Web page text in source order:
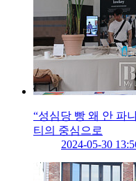
“성심당 빵 왜 안 파
티의 중심으로
2024-05-30